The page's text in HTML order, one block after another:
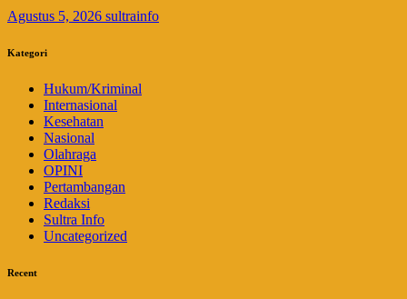
Agustus 5, 2026 sultrainfo
Kategori
Hukum/Kriminal
Internasional
Kesehatan
Nasional
Olahraga
OPINI
Pertambangan
Redaksi
Sultra Info
Uncategorized
Recent